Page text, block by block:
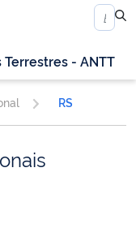
- ANTT
RS